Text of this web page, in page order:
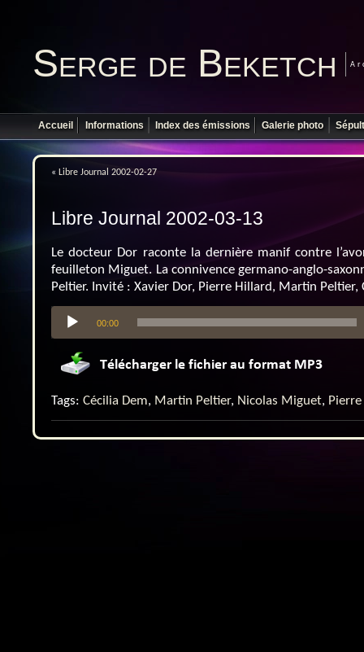
Serge de Beketch
Accueil Informations Index des émissions Galerie photo
« Libre Journal 2002-02-27
Libre Journal 2002-03-13
Le docteur Dor raconte la dernière manif contre
feuilleton Miguet. La connivence germano-anglo-
Peltier. Invité : Xavier Dor, Pierre Hillard, Martin Peltier,
Lecteur
audio
00:00
Tags: Cécilia Dem, Martin Peltier, Nicolas Miguet,